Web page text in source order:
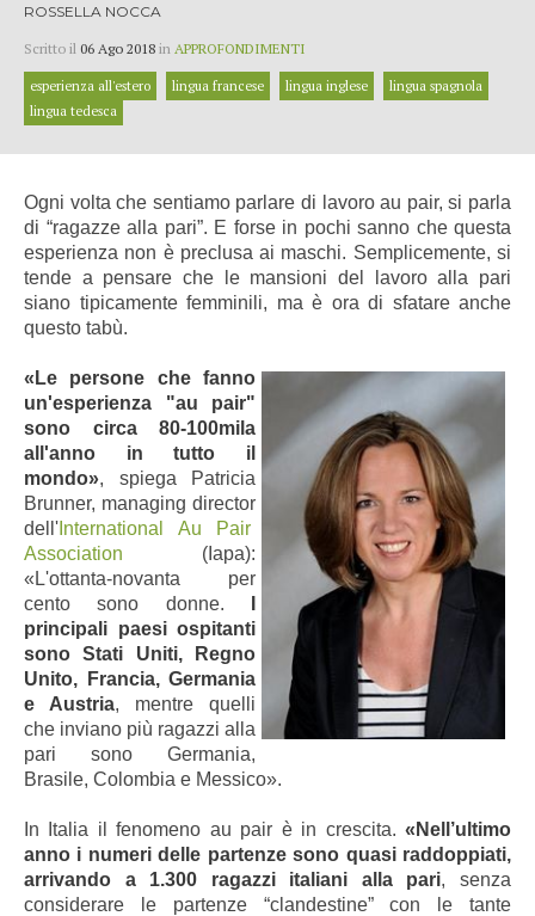
ROSSELLA NOCCA
Scritto il 06 Ago 2018 in APPROFONDIMENTI
esperienza all'estero lingua francese lingua inglese
lingua spagnola
lingua tedesca
Ogni volta che sentiamo parlare di lavoro au pair, si parla
di “ragazze alla pari”. E forse in pochi sanno che questa
esperienza non è preclusa ai maschi. Semplicemente, si
tende a pensare che le mansioni del lavoro alla pari
siano tipicamente femminili, ma è ora di sfatare anche
questo tabù.
«Le persone che fanno
un'esperienza "au pair"
sono circa 80-100mila
all'anno in tutto il
mondo», spiega Patricia
Brunner, managing director
dell' International Au Pair
Association (Iapa):
«L'ottanta-novanta per
cento sono donne.
principali paesi ospitanti
sono Stati Uniti, Regno
Unito, Francia, Germania
e Austria, mentre quelli
che inviano più ragazzi alla
pari sono Germania,
Brasile, Colombia e Messico».
In Italia il fenomeno au pair è in crescita. «Nell’ultimo
anno i numeri delle partenze sono quasi raddoppiati,
arrivando a 1.300 ragazzi italiani alla pari, senza
considerare le partenze “clandestine” con le tante